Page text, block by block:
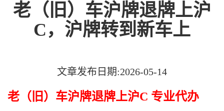
老（旧）车沪牌退牌上沪
C，沪牌转到新车上
文章发布日期:2026-05-14
老（旧）车沪牌退牌上沪C 专业代办